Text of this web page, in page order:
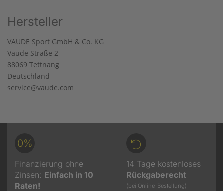
Hersteller
VAUDE Sport GmbH & Co. KG
Vaude Straße 2
88069 Tettnang
Deutschland
service@vaude.com
0%
Finanzierung ohne
Zinsen: Einfach in 10
Raten!
14 Tage kostenloses
Rückgaberecht
(bei Online-Bestellung)